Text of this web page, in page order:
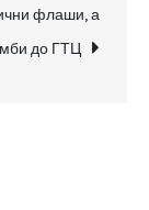
флаши, а
до ГТЦ